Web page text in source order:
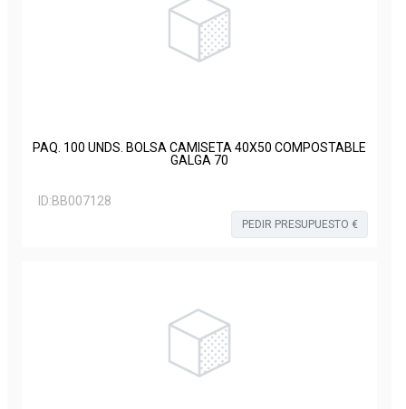
PAQ. 100 UNDS. BOLSA CAMISETA 40X50 COMPOSTABLE
GALGA 70
ID:BB007128
PEDIR PRESUPUESTO €